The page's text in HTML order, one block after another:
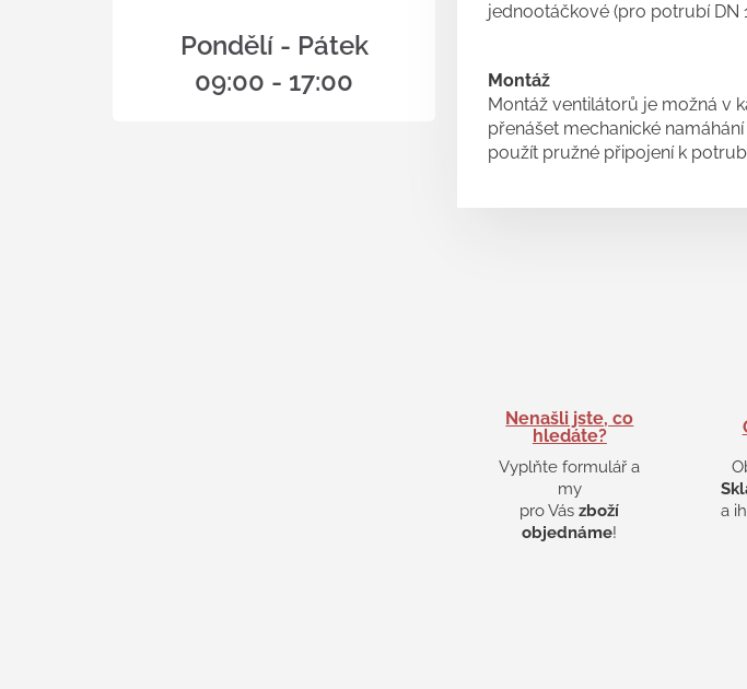
Pondělí - Pátek
09:00 - 17:00
Nenašli jste, co
hledáte?
Vyplňte formulář a
my
pro Vászboží
objednáme!
a
jednootáčkové (pro potrubí DN
Montáž
Montáž ventilátorů je možná v
přenášet mechanické
použít pružné připojení k